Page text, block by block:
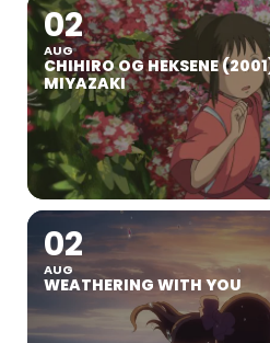
02
AUG
CHIHIRO OG HEKSENE
MIYAZAKI
02
AUG
WEATHERING WITH YOU